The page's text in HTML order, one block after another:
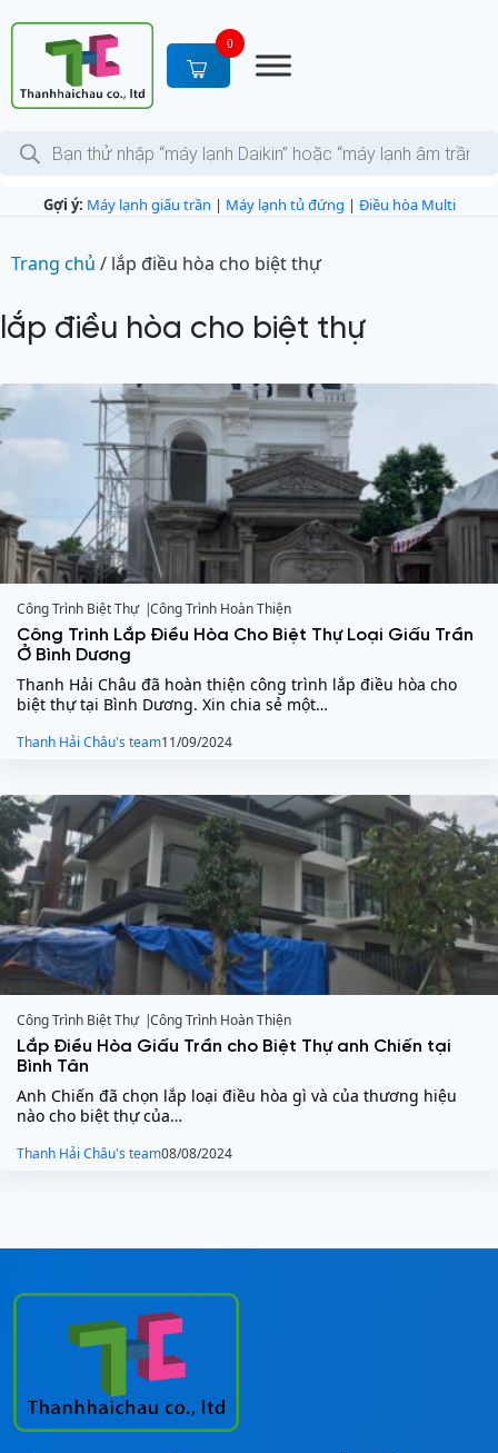
c
t
0
m
p
h
Gợi ý: Máy lạnh giấu trần | Máy lạnh tủ đứng | Điều hòa Multi
Trang chủ / lắp điều hòa cho biệt thự
lắp điều hòa cho biệt thự
Công Trình Biệt Thự Công Trình Hoàn Thiện
Công Trình Lắp Điều Hòa Cho Biệt Thự Loại Giấu Trần
Ở Bình Dương
Thanh Hải Châu đã hoàn thiện công trình lắp điều hòa cho
biệt thự tại Bình Dương. Xin chia sẻ một…
Thanh Hải Châu's team11/09/2024
Công Trình Biệt Thự Công Trình Hoàn Thiện
Lắp Điều Hòa Giấu Trần cho Biệt Thự anh Chiến tại
Bình Tân
Anh Chiến đã chọn lắp loại điều hòa gì và của thương hiệu
nào cho biệt thự của…
Thanh Hải Châu's team08/08/2024